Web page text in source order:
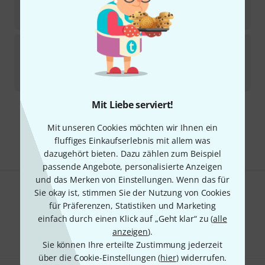
Mit Liebe serviert!
Mit unseren Cookies möchten wir Ihnen ein
fluffiges Einkaufserlebnis mit allem was
dazugehört bieten. Dazu zählen zum Beispiel
passende Angebote, personalisierte Anzeigen
und das Merken von Einstellungen. Wenn das für
Sie okay ist, stimmen Sie der Nutzung von Cookies
für Präferenzen, Statistiken und Marketing
einfach durch einen Klick auf „Geht klar“ zu (alle
anzeigen).
Sie können Ihre erteilte Zustimmung jederzeit
über die Cookie-Einstellungen (hier) widerrufen.
UVP: 674,73 €
PCI Sub IW with BACK Can
Sofort lieferbar
€
Alle Preise inkl. MwSt.
Gefällt Ihnen, was Sie sehen?
Teilen Hilfe & Feedback